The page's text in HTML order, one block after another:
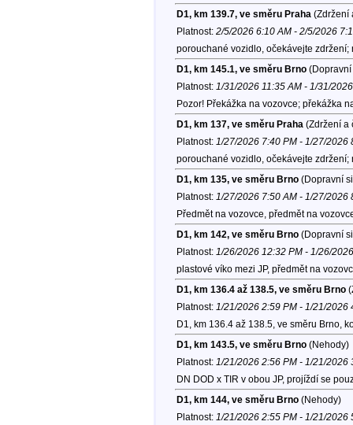
D1, km 139.7, ve směru Praha (Zdržení
Platnost: 2/5/2026 6:10 AM - 2/5/2026
porouchané vozidlo, očekávejte
D1, km 145.1, ve směru Brno(Dopravní
Platnost: 1/31/2026 11:35 AM - 1/31/
Pozor! Překážka na vozovce; překážka
D1, km 137, ve směru Praha (Zdržení a
Platnost: 1/27/2026 7:40 PM - 1/27/2026
porouchané vozidlo, očekávejte
D1, km 135, ve směru Brno(Dopravní
Platnost: 1/27/2026 7:50 AM - 1/27/2026
Předmět na vozovce, předmět na
D1, km 142, ve směru Brno(Dopravní
Platnost: 1/26/2026 12:32 PM - 1/26/
plastové víko mezi JP, předmět na
D1, km 136.4 až 138.5, ve směru Brno
Platnost: 1/21/2026 2:59 PM - 1/21/2026
D1, km 136.4 až 138.5, ve směru Brno,
D1, km 143.5, ve směru Brno(Nehody)
Platnost: 1/21/2026 2:56 PM - 1/21/2026
DN DOD x TIR v obou JP, projíždí se
D1, km 144, ve směru Brno(Nehody)
Platnost: 1/21/2026 2:55 PM - 1/21/2026